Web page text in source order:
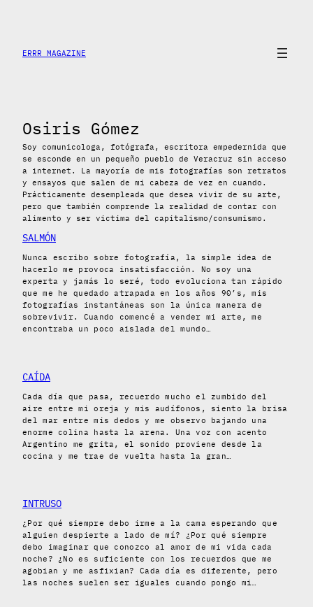
contenido
ERRR MAGAZINE
Osiris Gómez
Soy comunicologa, fotógrafa, escritora empedernida que
se esconde en un pequeño pueblo de Veracruz sin acceso
a internet. La mayoría de mis fotografías son retratos
y ensayos que salen de mi cabeza de vez en cuando.
Prácticamente desempleada que desea vivir de su arte,
pero que también comprende la realidad de contar con
alimento y ser victima del capitalismo/consumismo.
SALMÓN
Nunca escribo sobre fotografía, la simple idea de
hacerlo me provoca insatisfacción. No soy una
experta y jamás lo seré, todo evoluciona tan rápido
que me he quedado atrapada en los años 90’s, mis
fotografías instantáneas son la única manera de
sobrevivir. Cuando comencé a vender mi arte, me
encontraba un poco aislada del mundo…
CAÍDA
Cada día que pasa, recuerdo mucho el zumbido del
aire entre mi oreja y mis audífonos, siento la brisa
del mar entre mis dedos y me observo bajando una
enorme colina hasta la arena. Una voz con acento
Argentino me grita, el sonido proviene desde la
cocina y me trae de vuelta hasta la gran…
INTRUSO
¿Por qué siempre debo irme a la cama esperando que
alguien despierte a lado de mí? ¿Por qué siempre
debo imaginar que conozco al amor de mi vida cada
noche? ¿No es suficiente con los recuerdos que me
agobian y me asfixian? Cada día es diferente, pero
las noches suelen ser iguales cuando pongo mi…